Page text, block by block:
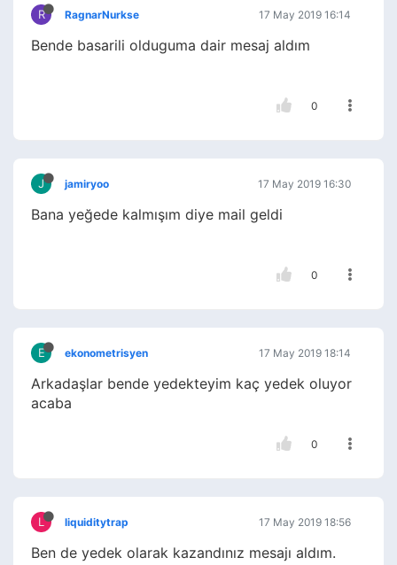
R RagnarNurkse 17 May 2019 16:14
Bende basarili olduguma dair mesaj aldım
0
J jamiryoo 17 May 2019 16:30
Bana yeğede kalmışım diye mail geldi
0
E ekonometrisyen 17 May 2019 18:14
Arkadaşlar bende yedekteyim kaç yedek oluyor
acaba
0
L liquiditytrap 17 May 2019 18:56
Ben de yedek olarak kazandınız mesajı aldım.